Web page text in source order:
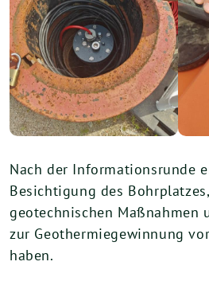
Nach der Informationsrunde
Besichtigung des
geotechnischen
zur Geothermiegewinnung
haben.